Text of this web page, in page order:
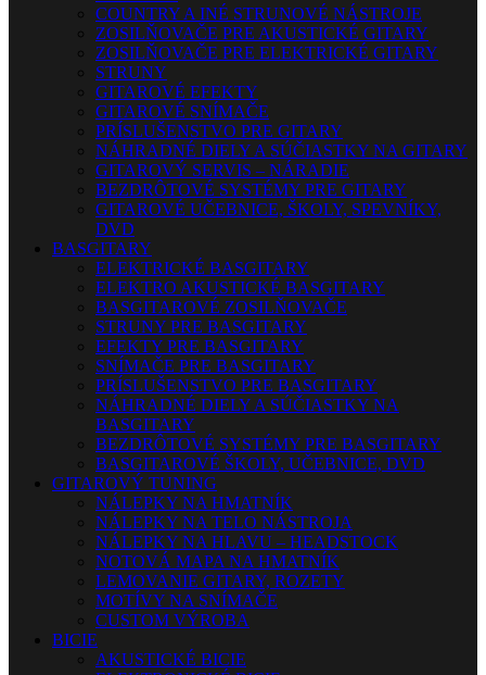
COUNTRY A INÉ STRUNOVÉ NÁSTROJE
ZOSILŇOVAČE PRE AKUSTICKÉ GITARY
ZOSILŇOVAČE PRE ELEKTRICKÉ GITARY
STRUNY
GITAROVÉ EFEKTY
GITAROVÉ SNÍMAČE
PRÍSLUŠENSTVO PRE GITARY
NÁHRADNÉ DIELY A SÚČIASTKY NA GITARY
GITAROVÝ SERVIS – NÁRADIE
BEZDRÔTOVÉ SYSTÉMY PRE GITARY
GITAROVÉ UČEBNICE, ŠKOLY, SPEVNÍKY,
DVD
BASGITARY
ELEKTRICKÉ BASGITARY
ELEKTRO AKUSTICKÉ BASGITARY
BASGITAROVÉ ZOSILŇOVAČE
STRUNY PRE BASGITARY
EFEKTY PRE BASGITARY
SNÍMAČE PRE BASGITARY
PRÍSLUŠENSTVO PRE BASGITARY
NÁHRADNÉ DIELY A SÚČIASTKY NA
BASGITARY
BEZDRÔTOVÉ SYSTÉMY PRE BASGITARY
BASGITAROVÉ ŠKOLY, UČEBNICE, DVD
GITAROVÝ TUNING
NÁLEPKY NA HMATNÍK
NÁLEPKY NA TELO NÁSTROJA
NÁLEPKY NA HLAVU – HEADSTOCK
NOTOVÁ MAPA NA HMATNÍK
LEMOVANIE GITARY, ROZETY
MOTÍVY NA SNÍMAČE
CUSTOM VÝROBA
BICIE
AKUSTICKÉ BICIE